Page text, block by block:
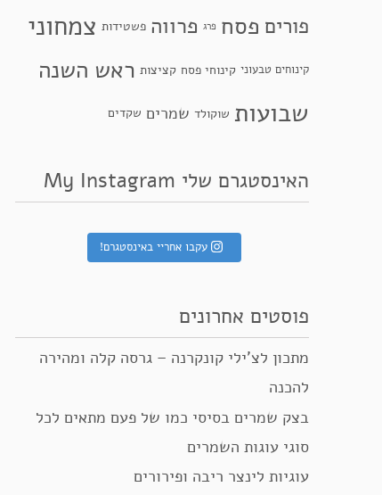
פורים פסח פרג פרווה פשטידות צמחוני
קינוחים טבעוני קינוחי פסח קציצות ראש השנה
שבועות שוקולד שמרים שקדים
האינסטגרם שלי My Instagram
עקבו אחריי באינסטגרם!
פוסטים אחרונים
מתכון לצ’ילי קונקרנה – גרסה קלה ומהירה
להכנה
בצק שמרים בסיסי כמו של פעם מתאים לכל
סוגי עוגות השמרים
עוגיות לינצר ריבה ופירורים